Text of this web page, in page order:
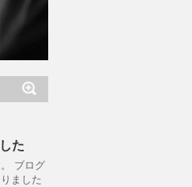
た
ブログ
ました